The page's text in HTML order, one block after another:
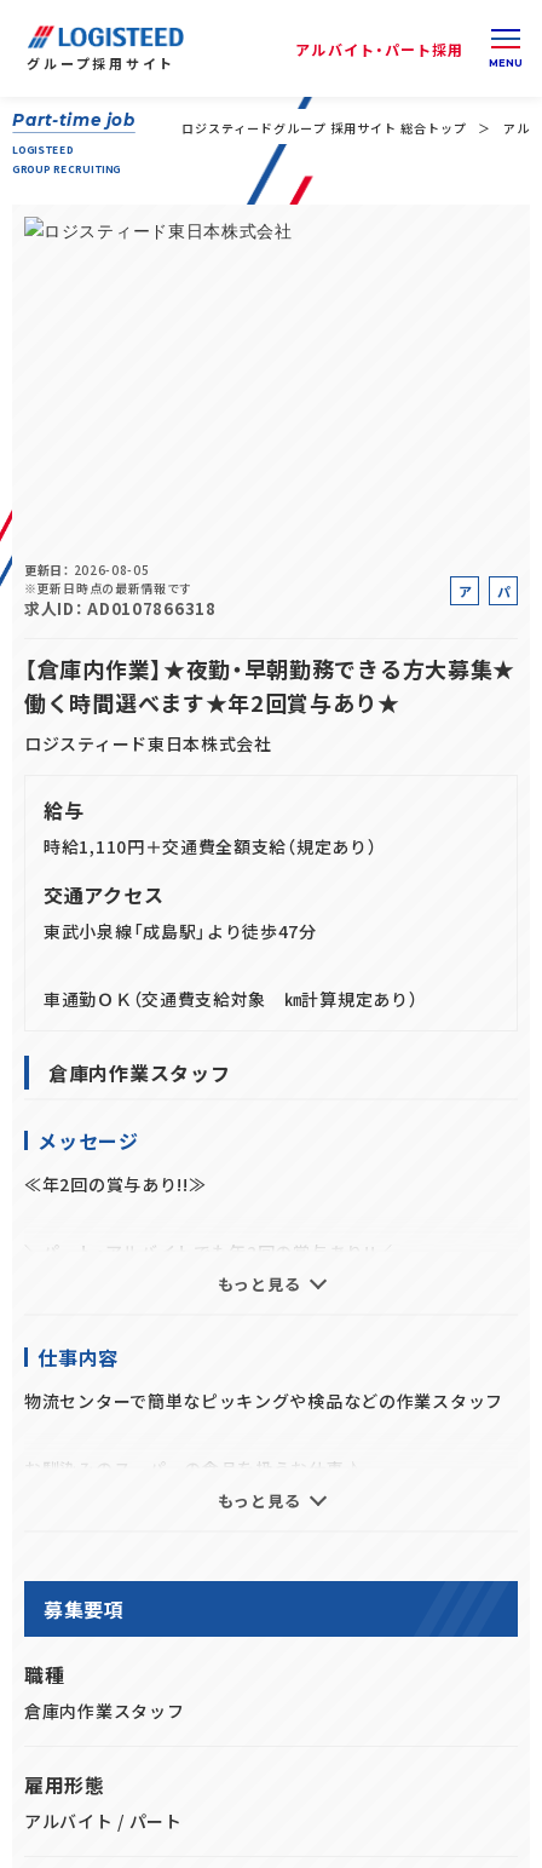
グループ採用サイト
アルバイト・パート採用
アルバイト・パート採用
Part-time job
LOGISTEED
GROUP RECRUITING
ロジスティードグループ 採用サイト 総合トップ アル
更新日
2026-08-05
※更新日時点の最新情報です
求人ID AD0107866318
ア
イ
パ
【倉庫内作業】★夜勤・早朝勤務できる方大募集★
働く時間選べます★年2回賞与あり★
ロジスティード東日本株式会社
給与
時給1,110円＋交通費全額支給（規定あり）
交通アクセス
東武小泉線「成島駅」より徒歩47分
車通勤ＯＫ（交通費支給対象 ㎞計算規定あり）
倉庫内作業スタッフ
メッセージ
≪年2回の賞与あり!!≫
＼パート・アルバイトでも年2回の賞与あり!!／
週1日～、1日4ｈ～ＯＫ！日勤も夜勤も選べます。
★お仕事のポイント
で選べます！
・働き方が選べる：週1日～5日、日勤・夜勤などライフスタイル
も大歓迎です。
を支給します！
・夏も涼しく快適：
（防寒着は無料支給します）。
・通勤ラクラク：車、バイク、自転車通勤OK（無料の駐車場を完
もっと見る
仕事内容
物流センターで簡単なピッキングや検品などの作業スタッフ
お馴染みのスーパーの食品を扱うお仕事♪
物流センターにて仕分けや検品、梱包などカンタンな作業をお
★未経験からはじめられる仕事を探している
★久しぶりの仕事復帰・ブランクがある
★短時間勤務（1日4h～）で家事と両立したい
★日勤や夜勤など、希望の時間帯でガッツリ稼ぎたい
など、どなたでも大歓迎です。
もっと見る
募集要項
職種
倉庫内作業スタッフ
雇用形態
アルバイト / パート